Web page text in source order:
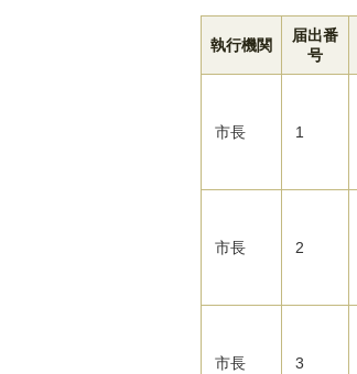
執行機関
届出番
号
市長 1
市長 2
市長 3